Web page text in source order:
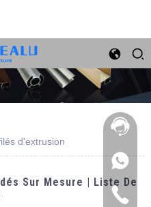
d'extrusion
Sur Mesure | Liste De